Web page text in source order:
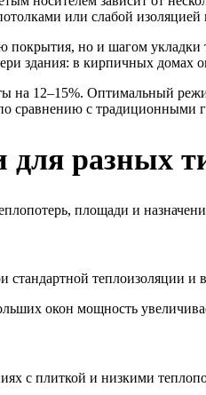
или слабой изоляцией
покрытия, но и шагом
здания: в кирпичных
на 12–15%. Оптимальный
сравнению с традиционными
для разных
площади и
стандартной теплоизоляции и
окон мощность
с плиткой и низкими